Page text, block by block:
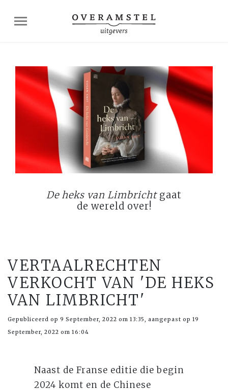
De heks van Limbricht gaat
de wereld over!
VERTAALRECHTEN
VERKOCHT VAN 'DE HEKS
VAN LIMBRICHT'
Gepubliceerd op 9 September, 2022 om 13:35, aangepast op 19
September, 2022 om 16:04
Naast de Franse editie die begin
2024 komt en de Chinese